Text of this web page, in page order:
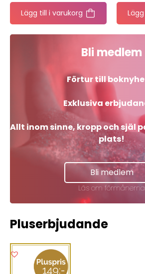
Lägg till i varukorg
Bli medlem
Förtur till
Exklusiva
Allt inom sinne, kropp och själ
plats!
Bli medlem
Läs om förmånerna
Pluserbjudande
Anmäl dig till vårt
Skicka